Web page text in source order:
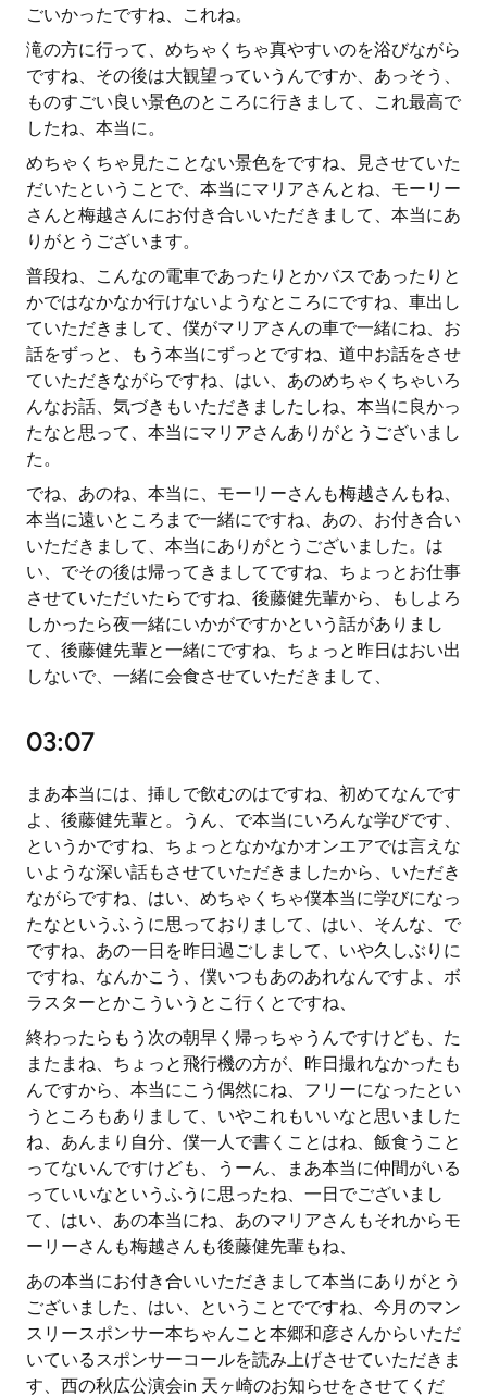
ごいかったですね、これね。
滝の方に行って、めちゃくちゃ真やすいのを浴びながら
ですね、その後は大観望っていうんですか、あっそう、
ものすごい良い景色のところに行きまして、これ最高で
したね、本当に。
めちゃくちゃ見たことない景色をですね、見させていた
だいたということで、本当にマリアさんとね、モーリー
さんと梅越さんにお付き合いいただきまして、本当にあ
りがとうございます。
普段ね、こんなの電車であったりとかバスであったりと
かではなかなか行けないようなところにですね、車出し
ていただきまして、僕がマリアさんの車で一緒にね、お
話をずっと、もう本当にずっとですね、道中お話をさせ
ていただきながらですね、はい、あのめちゃくちゃいろ
んなお話、気づきもいただきましたしね、本当に良かっ
たなと思って、本当にマリアさんありがとうございまし
た。
でね、あのね、本当に、モーリーさんも梅越さんもね、
本当に遠いところまで一緒にですね、あの、お付き合い
いただきまして、本当にありがとうございました。は
い、でその後は帰ってきましてですね、ちょっとお仕事
させていただいたらですね、後藤健先輩から、もしよろ
しかったら夜一緒にいかがですかという話がありまし
て、後藤健先輩と一緒にですね、ちょっと昨日はおい出
しないで、一緒に会食させていただきまして、
03:07
まあ本当には、挿しで飲むのはですね、初めてなんです
よ、後藤健先輩と。うん、で本当にいろんな学びです、
というかですね、ちょっとなかなかオンエアでは言えな
いような深い話もさせていただきましたから、いただき
ながらですね、はい、めちゃくちゃ僕本当に学びになっ
たなというふうに思っておりまして、はい、そんな、で
ですね、あの一日を昨日過ごしまして、いや久しぶりに
ですね、なんかこう、僕いつもあのあれなんですよ、ボ
ラスターとかこういうとこ行くとですね、
終わったらもう次の朝早く帰っちゃうんですけども、た
またまね、ちょっと飛行機の方が、昨日撮れなかったも
んですから、本当にこう偶然にね、フリーになったとい
うところもありまして、いやこれもいいなと思いました
ね、あんまり自分、僕一人で書くことはね、飯食うこと
ってないんですけども、うーん、まあ本当に仲間がいる
っていいなというふうに思ったね、一日でございまし
て、はい、あの本当にね、あのマリアさんもそれからモ
ーリーさんも梅越さんも後藤健先輩もね、
あの本当にお付き合いいただきまして本当にありがとう
ございました、はい、ということでですね、今月のマン
スリースポンサー本ちゃんこと本郷和彦さんからいただ
いているスポンサーコールを読み上げさせていただきま
す、西の秋広公演会in 天ヶ崎のお知らせをさせてくだ